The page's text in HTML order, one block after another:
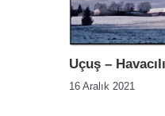
Uçuş –
16 Aralık 2021